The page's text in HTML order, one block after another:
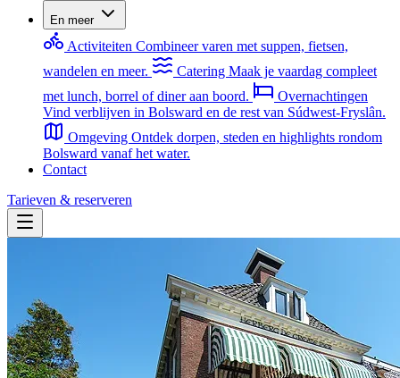
En meer
Activiteiten Combineer varen met suppen, fietsen,
wandelen en meer.
Catering Maak je vaardag compleet
met lunch, borrel of diner aan boord.
Overnachtingen
Vind verblijven in Bolsward en de rest van Súdwest-Fryslân.
Omgeving Ontdek dorpen, steden en highlights rondom
Bolsward vanaf het water.
Contact
Tarieven & reserveren